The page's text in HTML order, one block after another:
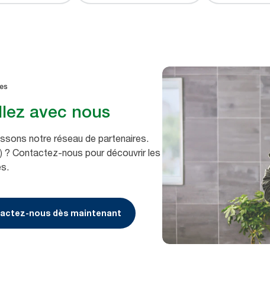
avec nous
notre réseau de partenaires.
? Contactez-nous pour découvrir les
nous dès maintenant